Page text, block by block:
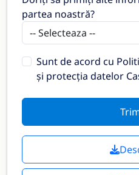
partea noastră?
Sunt de acord cu
și protecția datelor